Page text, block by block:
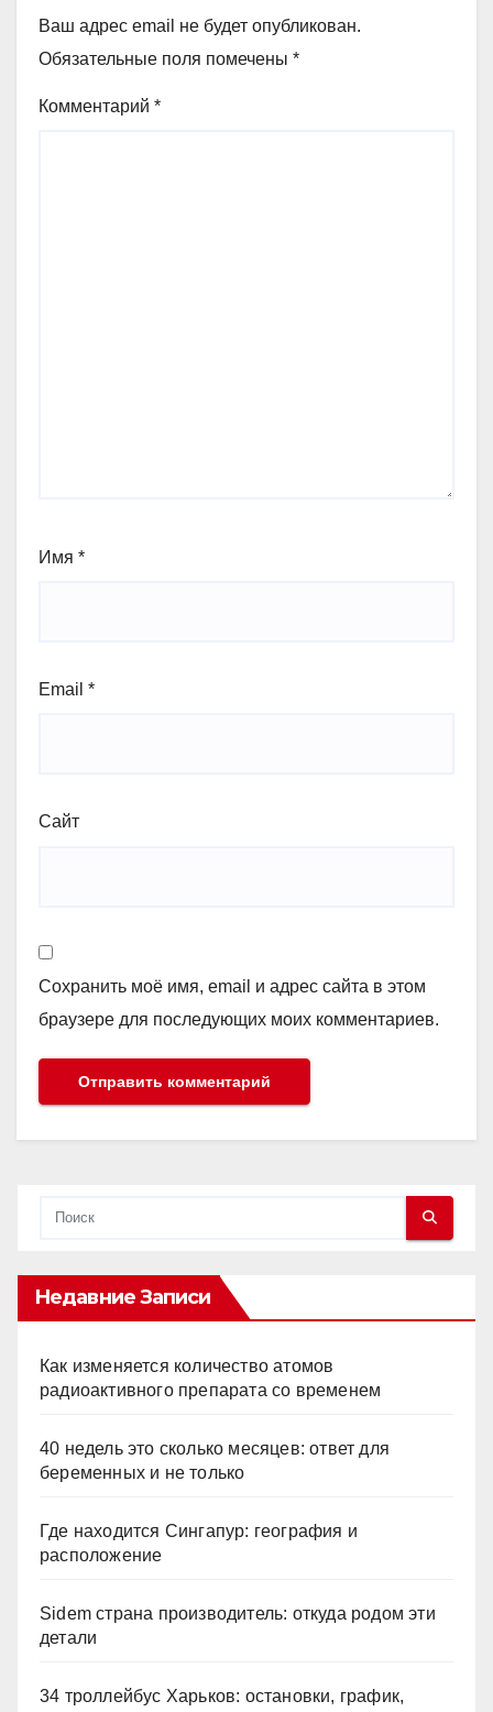
Ваш адрес email не будет опубликован.
Обязательные поля помечены *
Комментарий *
Имя *
Email *
Сайт
Сохранить моё имя, email и адрес сайта в этом
браузере для последующих моих комментариев.
Недавние Записи
Как изменяется количество атомов
радиоактивного препарата со временем
40 недель это сколько месяцев: ответ для
беременных и не только
Где находится Сингапур: география и
расположение
Sidem страна производитель: откуда родом эти
детали
34 троллейбус Харьков: остановки, график,